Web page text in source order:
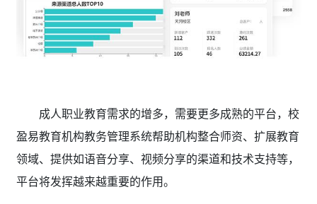
成人职业教育需求的增多，需要更多成熟的平台，校
盈易教育机构教务管理系统帮助机构整合师资、扩展教育
领域、提供如语音分享、视频分享的渠道和技术支持等，
平台将发挥越来越重要的作用。